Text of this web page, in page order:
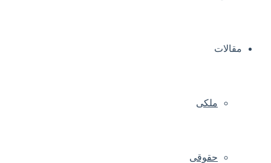
مقالات
ملکی
حقوقی